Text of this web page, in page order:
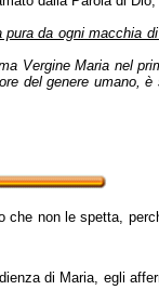
da ogni macchia
Vergine Maria nel
del genere umano,
non le spetta,
di Maria, egli